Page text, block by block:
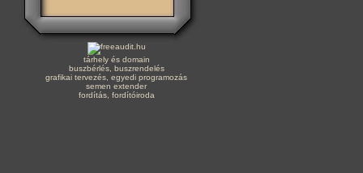
tárhely és domain
buszbérlés, buszrendelés
grafikai tervezés, egyedi programozás
semen extender
fordítás, fordítóiroda